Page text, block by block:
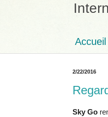
Accueil
2/22/2016
Sky Go